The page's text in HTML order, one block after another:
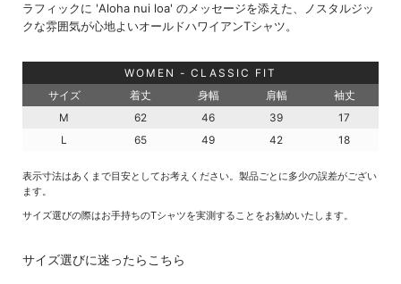
ラフィックに 'Aloha nui loa' のメッセージを添えた、ノスタルジッ
クな雰囲気が心地よいオールドハワイアンTシャツ。
WOMEN - CLASSIC FIT
サイズ
着丈 身幅 肩幅
袖丈
M
62 46 39
17
L
65 49 42 18
表示寸法はあくまで目安としてお考えください。製品ごとに多少の誤差がござい
ます。
サイズ選びの際はお手持ちのTシャツを実測することをお勧めいたします。
サイズ選びに迷ったらこちら